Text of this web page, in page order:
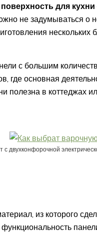
для кухни
не задумываться о
нескольких
с большим
где основная
полезна в коттеджах
с двухконфорочной
из которого